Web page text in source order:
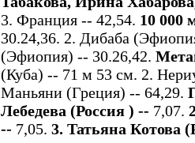
3. Франция -- 42,54. 10 000
30.24,36. 2. Дибаба
(Эфиопия) -- 30.26,42.
(Куба) -- 71 м 53 см. 2.
Маньяни (Греция) -- 64,29.
Лебедева (Россия ) -- 7,07.
-- 7,05. 3. Татьяна Котова